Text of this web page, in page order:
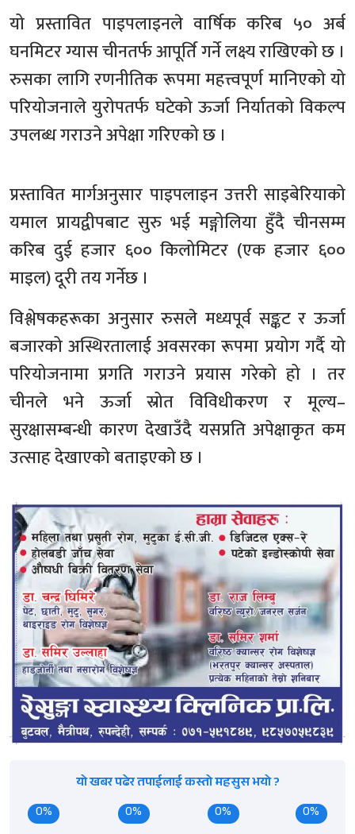
यो प्रस्तावित पाइपलाइनले वार्षिक करिब ५० अर्ब
घनमिटर ग्यास चीनतर्फ आपूर्ति गर्ने लक्ष्य राखिएको छ ।
रुसका लागि रणनीतिक रूपमा महत्त्वपूर्ण मानिएको यो
परियोजनाले युरोपतर्फ घटेको ऊर्जा निर्यातको विकल्प
उपलब्ध गराउने अपेक्षा गरिएको छ ।
प्रस्तावित मार्गअनुसार पाइपलाइन उत्तरी साइबेरियाको
यमाल प्रायद्वीपबाट सुरु भई मङ्गोलिया हुँदै चीनसम्म
करिब दुई हजार ६०० किलोमिटर (एक हजार ६००
माइल) दूरी तय गर्नेछ ।
विश्लेषकहरूका अनुसार रुसले मध्यपूर्व सङ्कट र ऊर्जा
बजारको अस्थिरतालाई अवसरका रूपमा प्रयोग गर्दै यो
परियोजनामा प्रगति गराउने प्रयास गरेको हो । तर
चीनले भने ऊर्जा स्रोत विविधीकरण र मूल्य–
सुरक्षासम्बन्धी कारण देखाउँदै यसप्रति अपेक्षाकृत कम
उत्साह देखाएको बताइएको छ ।
यो खबर पढेर तपाईलाई कस्तो महसुस भयो ?
0%
0% 0% 0%